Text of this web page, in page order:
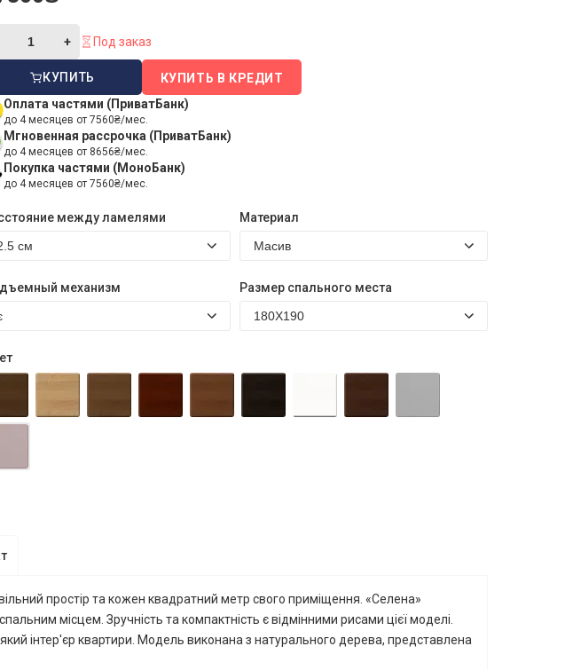
Под заказ
КУПИТЬ
Оплата частями (ПриватБанк)
до 4 месяцев от 7560₴/мес.
Мгновенная рассрочка (ПриватБанк)
до 4 месяцев от 8656₴/мес.
Покупка частями (МоноБанк)
до 4 месяцев от 7560₴/мес.
КУПИТЬ В КРЕДИТ
между ламелями Материал
механизм Размер спального места
простір та кожен квадратний метр свого приміщення. «Селена»
місцем. Зручність та компактність є відмінними рисами цієї моделі.
інтер'єр квартири. Модель виконана з натурального дерева, представлена